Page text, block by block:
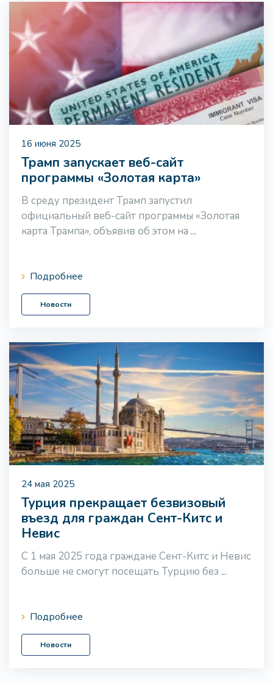
16 июня 2025
Трамп запускает веб-сайт
программы «Золотая карта»
В среду президент Трамп запустил
официальный веб-сайт программы «Золотая
карта Трампа», объявив об этом на ...
Подробнее
Новости
24 мая 2025
Турция прекращает безвизовый
въезд для граждан Сент-Китс и
Невис
С 1 мая 2025 года граждане Сент-Китс и Невис
больше не смогут посещать Турцию без ...
Подробнее
Новости